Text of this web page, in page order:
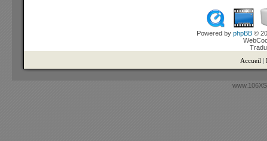
Powered by phpBB ©
Accueil |